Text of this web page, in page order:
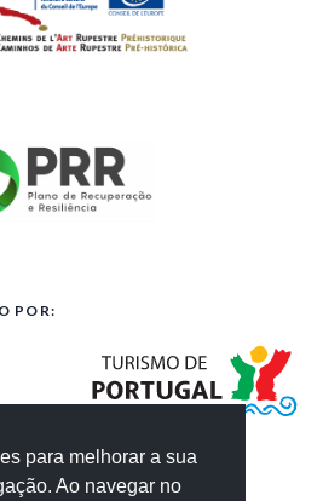
para melhorar a sua
Ao navegar no
POR: